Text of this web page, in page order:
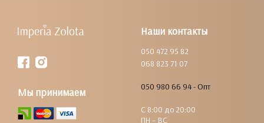
Наши контакты
050 472 95 82
068 823 71 07
050 980 66 94 - Опт
С 8:00 до 20:00
ПН – ВС
Мы принимаем